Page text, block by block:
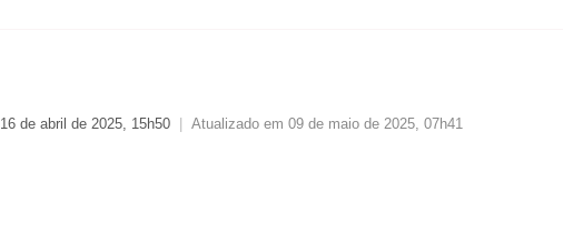
16 de abril de 2025, 15h50
Atualizado em 09 de maio de 2025, 07h41